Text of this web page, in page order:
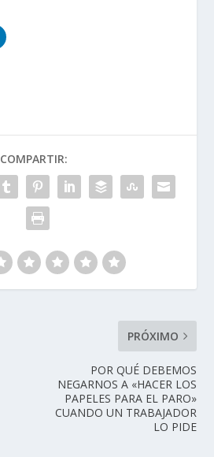
COMPARTIR:
PRÓXIMO
POR QUÉ DEBEMOS
NEGARNOS A «HACER LOS
PAPELES PARA EL PARO»
CUANDO UN TRABAJADOR
LO PIDE